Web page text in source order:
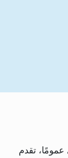
كيدي عمومًا، تقدم